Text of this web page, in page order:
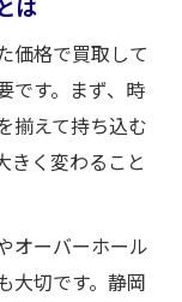
は
価格で買取して
です。まず、時
揃えて持ち込む
きく変わること
オーバーホール
大切です。静岡